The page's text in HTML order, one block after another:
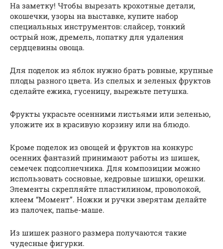
На заметку! Чтобы вырезать крохотные детали,
окошечки, узоры на выставке, купите набор
специальных инструментов: слайсер, тонкий
острый нож, дремель, лопатку для удаления
сердцевины овоща.
Для поделок из яблок нужно брать ровные, крупные
плоды разного цвета. Из спелых и зеленых фруктов
сделайте ежика, гусеницу, вырежьте петушка.
Фрукты украсьте осенними листьями или зеленью,
уложите их в красивую корзину или на блюдо.
Кроме поделок из овощей и фруктов на конкурс
осенних фантазий принимают работы из шишек,
семечек подсолнечника. Для композиции можно
использовать сосновые, кедровые шишки, орешки.
Элементы скрепляйте пластилином, проволокой,
клеем “Момент”. Ножки и ручки зверятам делайте
из палочек, папье-маше.
Из шишек разного размера получаются такие
чудесные фигурки.